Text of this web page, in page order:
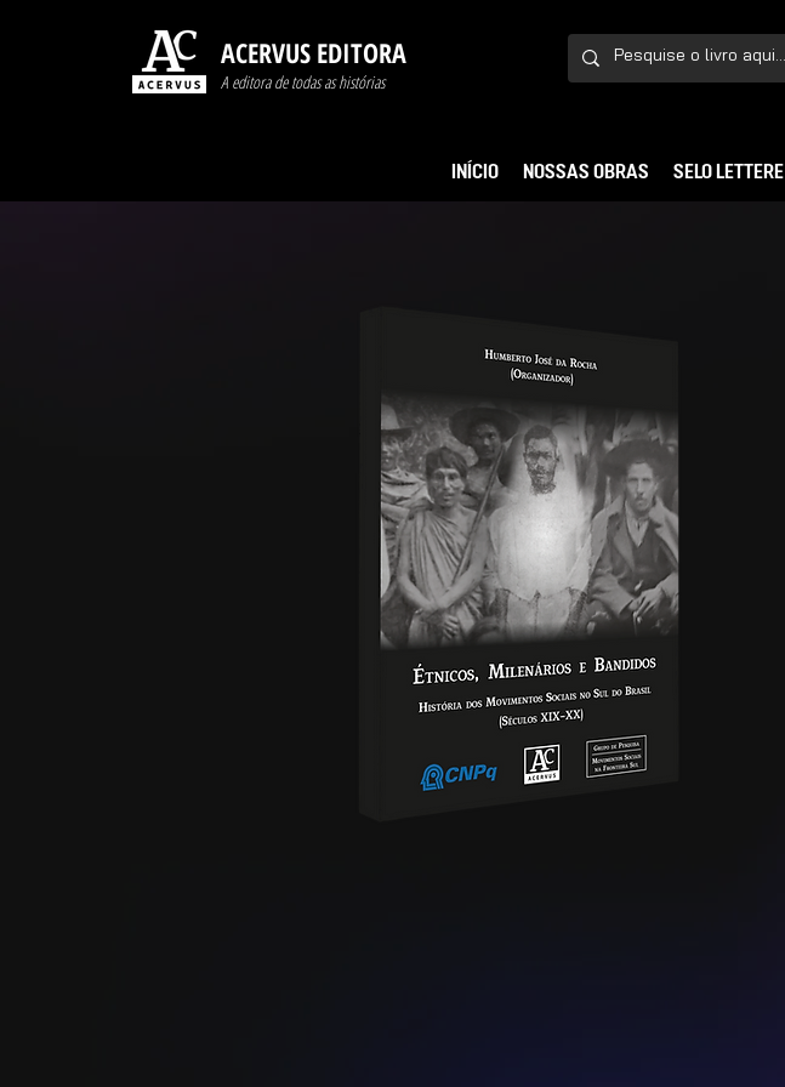
ACERVUS EDITORA
A editora de todas as histórias
INÍCIO NOSSAS OBRAS SELO LETTERE